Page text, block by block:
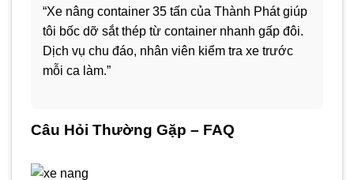
“Xe nâng container 35 tấn của Thành Phát giúp
tôi bốc dỡ sắt thép từ container nhanh gấp đôi.
Dịch vụ chu đáo, nhân viên kiểm tra xe trước
mỗi ca làm.”
Câu Hỏi Thường Gặp – FAQ